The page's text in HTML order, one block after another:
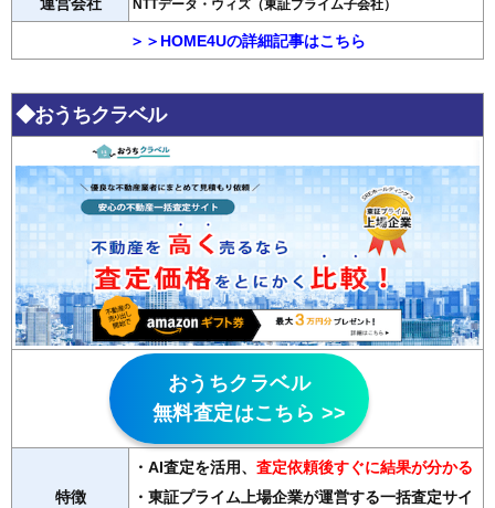
運営会社 NTTデータ・ウィズ（東証プライム子会社）
＞＞HOME4Uの詳細記事はこちら
◆おうちクラベル
おうちクラベル
無料査定はこちら >>
特徴
・AI査定を活用、 査定依頼後すぐに結果が分かる
・東証プライム上場企業が運営する一括査定サイ